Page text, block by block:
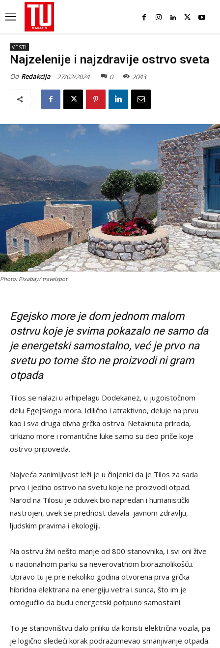
VESTI
Najzelenije i najzdravije ostrvo sveta
Od Redakcija 27/02/2024 0 2043
Photo: Pixabay/ travelspot
Egejsko more je dom jednom malom
ostrvu koje je svima pokazalo ne samo da
je energetski samostalno, već je prvo na
svetu po tome što ne proizvodi ni gram
otpada
Tilos se nalazi u arhipelagu Dodekanez, u jugoistočnom
delu Egejskoga mora. Idilično i atraktivno, deluje na prvu
kao i sva druga divna grčka ostrva. Netaknuta priroda,
tirkizno more i romantične luke samo su deo priče koje
ostrvo pripoveda.
Najveća zanimljivost leži je u činjenici da je Tilos za sada
prvo i jedino ostrvo na svetu koje ne proizvodi otpad.
Narod na Tilosu je oduvek bio napredan i humanistički
nastrojen, uvek se prednost davala javnom zdravlju,
ljudskim pravima i ekologiji.
Na ostrvu živi nešto manje od 800 stanovnika, i svi oni žive
u nacionalnom parku sa neverovatnom bioraznolikošću.
Upravo tu je pre nekoliko godina otvorena prva grčka
hibridna elektrana na energiju vetra i sunca, što im je
omogućilo da budu energetski potpuno samostalni.
To je stanovništvu dalo priliku da koristi električna vozila, pa
je logično sledeći korak podrazumevao smanjivanje otpada.